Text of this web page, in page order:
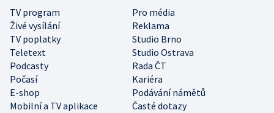
TV program
Pro média
Živé vysílání
Reklama
TV poplatky
Studio Brno
Teletext
Studio Ostrava
Podcasty
Rada ČT
Počasí
Kariéra
E-shop
Podávání námětů
Mobilní a TV aplikace
Časté dotazy